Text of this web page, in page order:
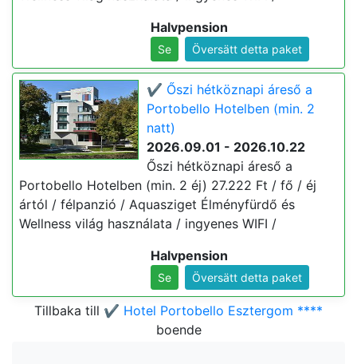
Halvpension
Se Översätt detta paket
✔️ Őszi hétköznapi áreső a
Portobello Hotelben (min. 2
natt)
2026.09.01 - 2026.10.22
Őszi hétköznapi áreső a
Portobello Hotelben (min. 2 éj) 27.222 Ft / fő / éj
ártól / félpanzió / Aquasziget Élményfürdő és
Wellness világ használata / ingyenes WIFI /
Halvpension
Se Översätt detta paket
Tillbaka till ✔️ Hotel Portobello Esztergom ****
boende